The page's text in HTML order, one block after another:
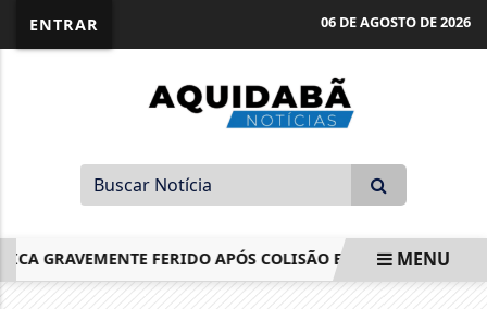
ENTRAR 06 DE AGOSTO DE 2026
FERIDO APÓS COLISÃO ENTRE CAMINHÃO E
MENU